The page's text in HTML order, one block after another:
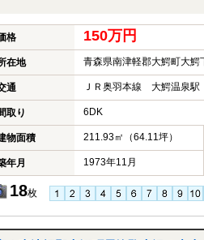
格 150万円
在地 青森県南津軽郡大鰐町大鰐
通 ＪＲ奥羽本線 大鰐温泉
取り 6DK
物面積 211.93㎡（64.11坪）
年月 1973年11月
18枚